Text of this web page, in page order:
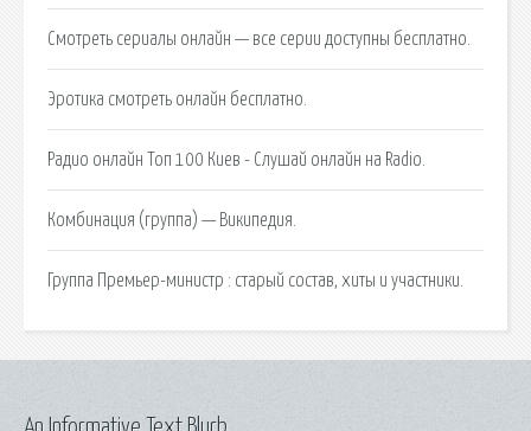
Смотреть сериалы онлайн — все серии доступны бесплатно.
Эротика смотреть онлайн бесплатно.
Радио онлайн Топ 100 Киев - Слушай онлайн на Radio.
Комбинация (группа) — Википедия.
Группа Премьер-министр : старый состав, хиты и участники.